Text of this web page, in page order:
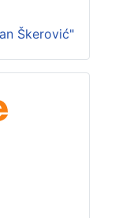
Škerović"